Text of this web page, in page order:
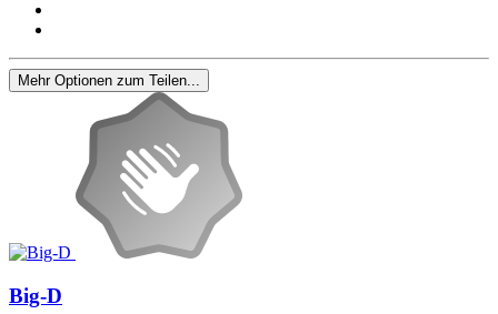
Mehr Optionen zum Teilen...
Big-D